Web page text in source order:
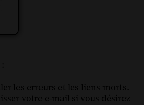
les erreurs et les liens morts.
votre e-mail si vous désirez